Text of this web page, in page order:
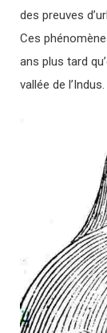
des preuves
Ces
ans plus tard
vallée de l’Indus.